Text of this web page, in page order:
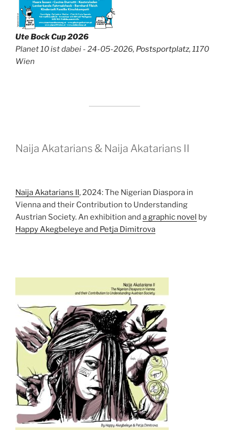
Ute Bock Cup 2026
Planet 10 ist dabei - 24-05-2026, Postsportplatz, 1170
Wien
Naija Akatarians & Naija Akatarians II
Naija Akatarians II, 2024: The Nigerian Diaspora in
Vienna and their Contribution to Understanding
Austrian Society. An exhibition and a graphic novel by
Happy Akegbeleye and Petja Dimitrova